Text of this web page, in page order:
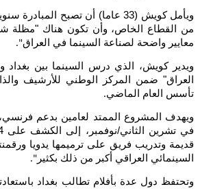
ويأمل كويش (33 عاما) أن تصبح المبادرة سنوية وأن تحظى بدعم
وأن تكون هناك "مظلة شرعية وقانونية تضع
السينما في العراق ".
درس السينما بين بغداد وباريس، "سينماتيك
الوطني للأرشيف والذاكرة العراقية الذي
.
الممتد لعامين بدعم فرنسي، والمقرر أن ينتهي
في تشرين الثاني/نوفمبر، إلى الكشف على 104 أفلام سينمائية
على ترميمها يدويا ورقمنتها، فيما "الأرشيف
أكبر من ذلك بكثير".
تطالب بغداد باستعادتها، وقد بدأ التعاون